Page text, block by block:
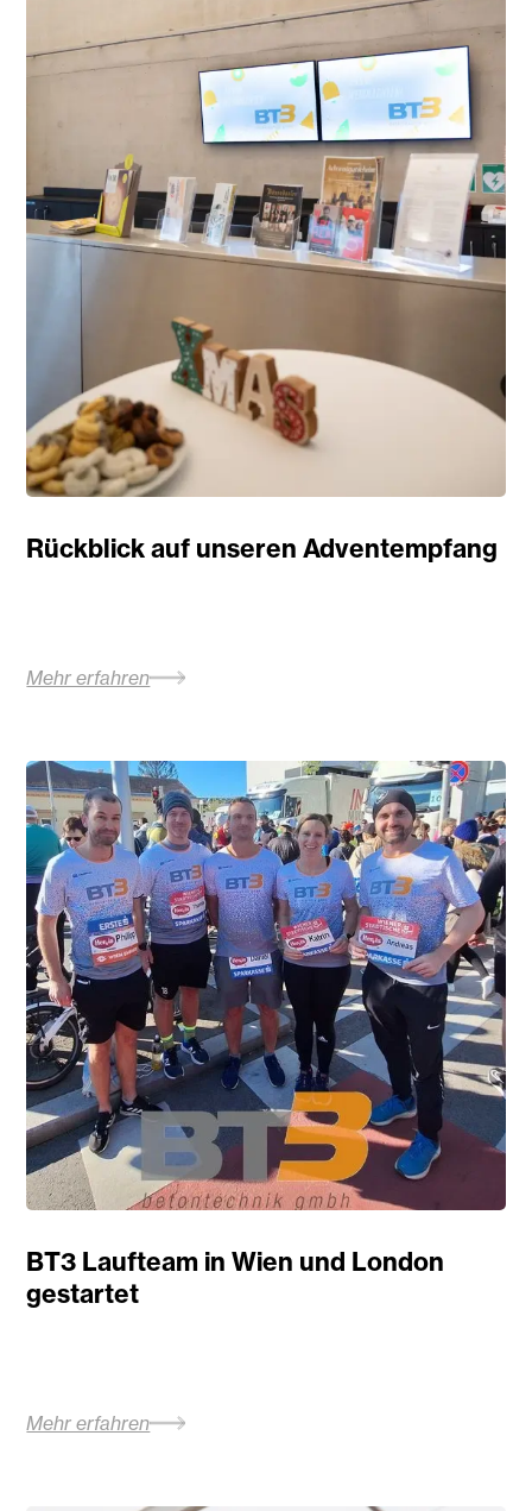
Rückblick auf unseren Adventempfang
Mehr erfahren
BT3 Laufteam in Wien und London
gestartet
Mehr erfahren